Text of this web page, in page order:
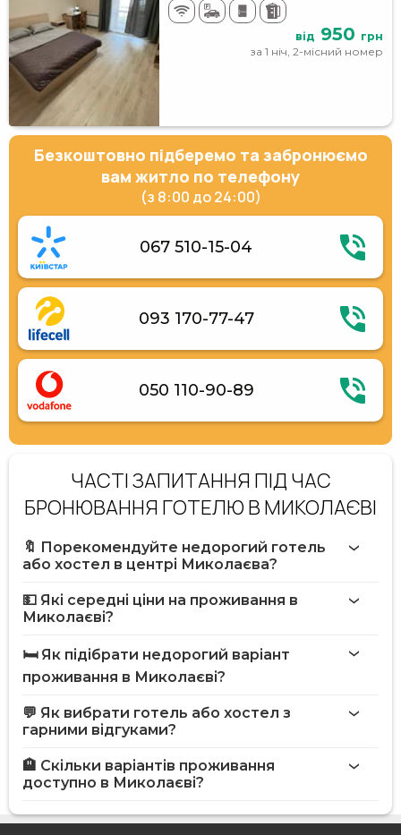
від 950 грн
за 1 ніч, 2-місний номер
Безкоштовно підберемо та забронюємо
вам житло по телефону
(з 8:00 до 24:00)
067 510-15-04
093 170-77-47
050 110-90-89
ЧАСТІ ЗАПИТАННЯ ПІД ЧАС
БРОНЮВАННЯ ГОТЕЛЮ В МИКОЛАЄВІ
🔖 Порекомендуйте недорогий готель
або хостел в центрі Миколаєва?
💵 Які середні ціни на проживання в
Миколаєві?
🛏️ Як підібрати недорогий варіант
проживання в Миколаєві?
💬 Як вибрати готель або хостел з
гарними відгуками?
🏨 Скільки варіантів проживання
доступно в Миколаєві?